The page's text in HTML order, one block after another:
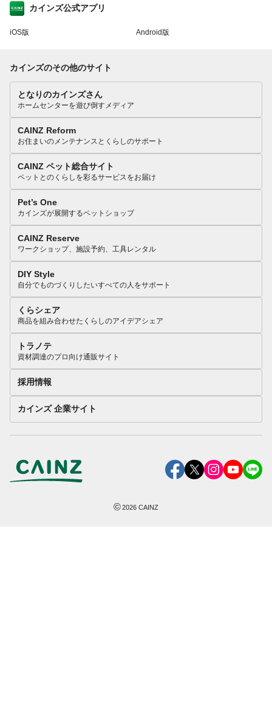
カインズ公式アプリ
iOS版 Android版
カインズのその他のサイト
となりのカインズさん
ホームセンターを遊び倒すメディア
CAINZ Reform
お住まいのメンテナンスとくらしのサポート
CAINZ ペット総合サイト
ペットとのくらしを彩るサービスをお届け
Pet’s One
カインズが展開するペットショップ
CAINZ Reserve
ワークショップ、施設予約、工具レンタル
DIY Style
自分でものづくりしたいすべての人をサポート
くらシェア
商品を組み合わせたくらしのアイデアシェア
トラノテ
資材調達のプロ向け通販サイト
採用情報
カインズ 企業サイト
©2026 CAINZ